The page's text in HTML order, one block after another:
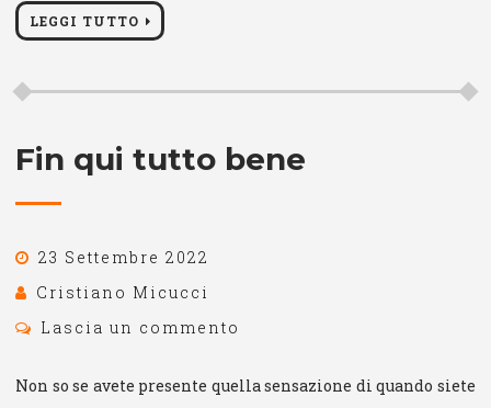
LEGGI TUTTO
Fin qui tutto bene
23 Settembre 2022
Cristiano Micucci
Lascia un commento
Non so se avete presente quella sensazione di quando siete